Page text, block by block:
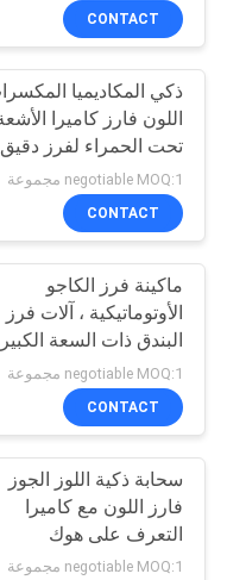
فارز
24
فارز
40
CONTACT
ذكي المكاديميا
اللون فارز كاميرا
تحت الحمراء لفرز دقيق
negotiable MOQ:1 مجموعة
CONTACT
ماكينة فرز الكاجو
الأوتوماتيكية ، آلات فرز
البندق ذات السعة
negotiable MOQ:1 مجموعة
CONTACT
سحابة ذكية اللوز الجوز
فارز اللون مع كاميرا
التعرف على هوك
negotiable MOQ:1 مجموعة